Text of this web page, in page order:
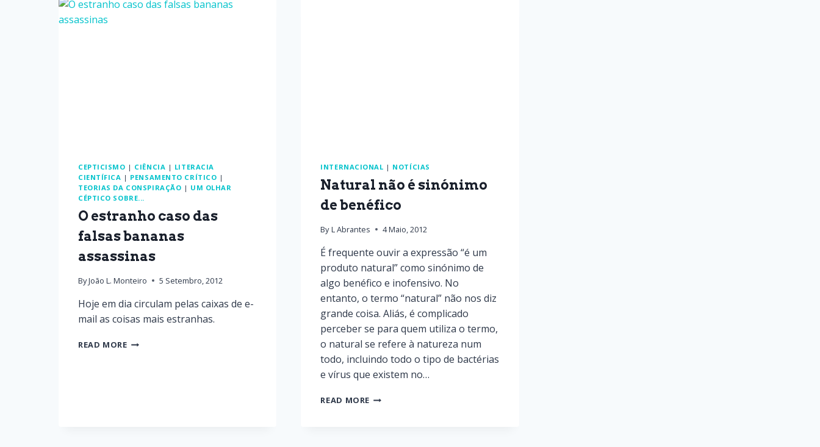
CEPTICISMO | CIÊNCIA | LITERACIA
CIENTÍFICA | PENSAMENTO CRÍTICO |
TEORIAS DA CONSPIRAÇÃO | UM OLHAR
CÉPTICO SOBRE...
O estranho caso das
falsas bananas
assassinas
ByJoão L. Monteiro 5 Setembro, 2012
Hoje em dia circulam pelas caixas de e-
mail as coisas mais estranhas.
READ MORE
INTERNACIONAL | NOTÍCIAS
Natural não é sinónimo
de benéfico
By L Abrantes 4 Maio, 2012
É frequente ouvir a expressão “é um
produto natural” como sinónimo de
algo benéfico e inofensivo. No
entanto, o termo “natural” não nos diz
grande coisa. Aliás, é complicado
perceber se para quem utiliza o termo,
o natural se refere à natureza num
todo, incluindo todo o tipo de bactérias
e vírus que existem no…
READ MORE